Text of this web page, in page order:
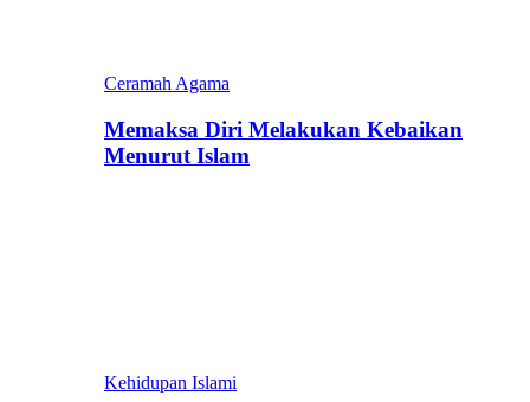
Ceramah Agama
Memaksa Diri Melakukan Kebaikan
Menurut Islam
Kehidupan Islami